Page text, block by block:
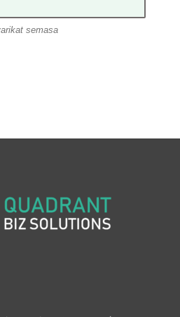
semasa